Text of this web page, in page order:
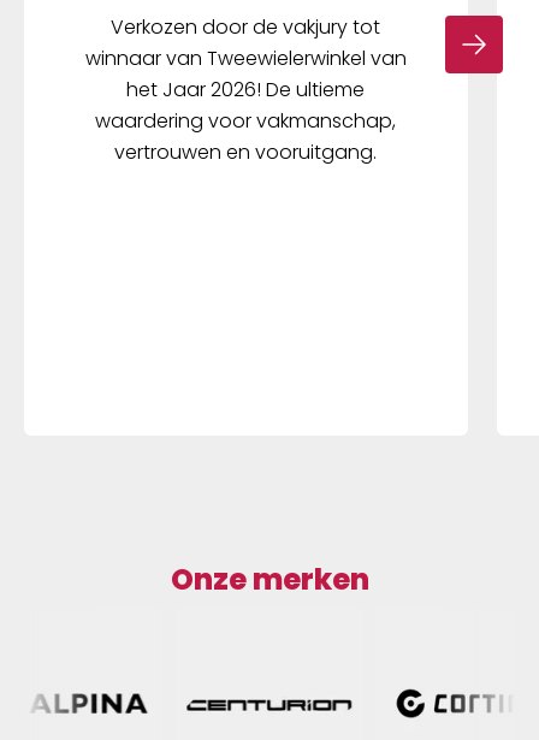
Verkozen door de vakjury tot
winnaar van Tweewielerwinkel van
het Jaar 2026! De ultieme
waardering voor vakmanschap,
vertrouwen en vooruitgang.
Onze merken